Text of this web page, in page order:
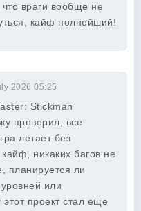
что враги вообще не
кайф полнейший!
2026 05:25
Stickman
проверил, все
летает без
никаких багов не
планируется ли
или
проект стал еще